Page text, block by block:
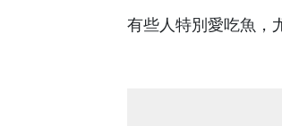
有些人特別愛吃魚，